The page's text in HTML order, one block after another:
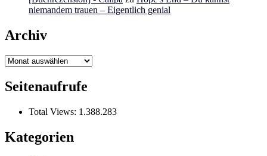
niemandem trauen – Eigentlich genial
Archiv
Archiv
Seitenaufrufe
Total Views: 1.388.283
Kategorien